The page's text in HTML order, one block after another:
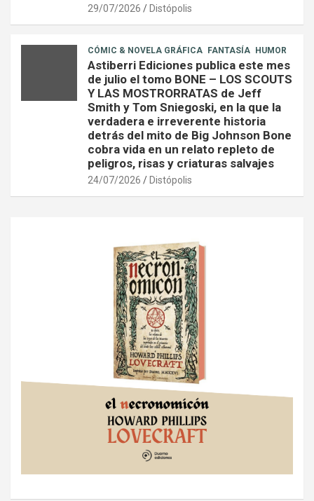
29/07/2026 Distópolis
CÓMIC & NOVELA GRÁFICA FANTASÍA HUMOR
Astiberri Ediciones publica este mes
de julio el tomo BONE – LOS SCOUTS
Y LAS MOSTRORRATAS de Jeff
Smith y Tom Sniegoski, en la que la
verdadera e irreverente historia
detrás del mito de Big Johnson Bone
cobra vida en un relato repleto de
peligros, risas y criaturas salvajes
24/07/2026 Distópolis